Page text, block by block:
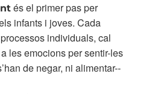
és el primer pas per
infants i joves. Cada
individuals, cal
les emocions per sentir-­les
de negar, ni alimentar-­